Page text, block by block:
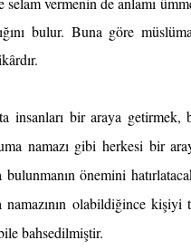
bulur. Buna göre
insanları bir araya getirmek,
namazı gibi herkesi bir
önemini
namazının olabildiğince
bahsedilmiştir.